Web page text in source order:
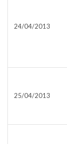
24/04/2013
25/04/2013